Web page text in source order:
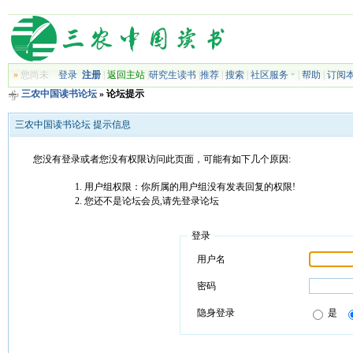
»您尚未 登录 注册| 返回主站| 研究生读书| 推荐| 搜索| 社区服务 帮助
订阅
三农中国读书论坛» 论坛提示
三农中国读书论坛 提示信息
您没有登录或者您没有权限访问此页面，可能有如下几个原因:
用户组权限：你所属的用户组没有发表回复的权限!
您还不是论坛会员,请先登录论坛
登录
用户名
密码
隐身登录 是